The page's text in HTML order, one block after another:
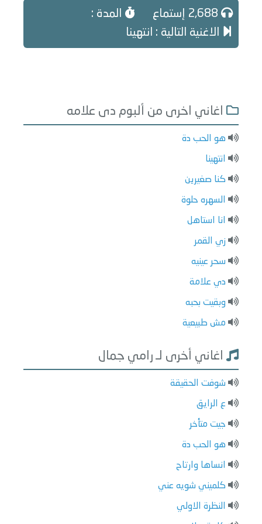
المدة :
الاغنية التالية : انتهينا
اغاني اخرى من ألبوم دى علامه
هو الحب دة
انتهينا
كنا صغيرين
السهره حلوة
انا استاهل
زي القمر
سحر عينيه
دي علامة
وبقيت بحبه
مش طبيعية
اغاني أخرى لـ رامي جمال
شوفت الحقيقة
ع الرايق
جيت متأخر
هو الحب دة
انساها وارتاح
كلميني شويه عني
النظرة الاولي